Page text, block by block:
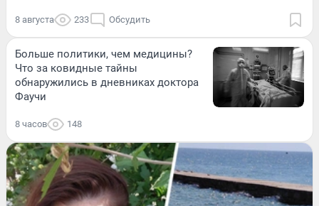
8 августа 233 Обсудить
Больше политики, чем медицины?
Что за ковидные тайны
обнаружились в дневниках доктора
Фаучи
8 часов 148